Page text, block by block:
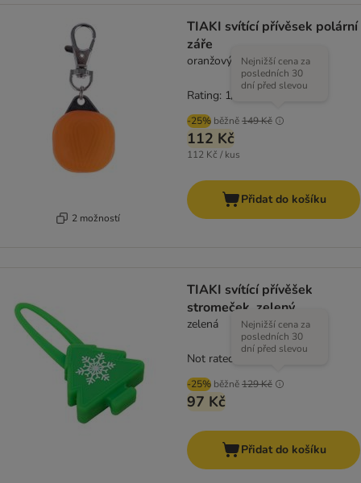
2 možností
TIAKI svítící přívěsek polární
záře
oranžový
-25% běžně149 Kč
Nejnižší cena za
posledních 30
dní před slevou
112 Kč
112 Kč / kus
Rating: 1/5
Přidat do košíku
TIAKI svítící přívěšek
stromeček, zelený
zelená
-25% běžně129 Kč
Nejnižší cena za
posledních 30
dní před slevou
97 Kč
Not rated
Přidat do košíku